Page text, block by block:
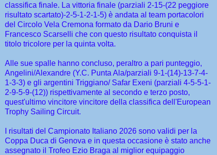
classifica finale. La vittoria finale (parziali 2-15-(22 peggiore
risultato scartato)-2-5-1-2-1-5) è andata al team portacolori
del Circolo Vela Cremona formato da Dario Bruni e
Francesco Scarselli che con questo risultato conquista il
titolo tricolore per la quinta volta.
Alle sue spalle hanno concluso, peraltro a pari punteggio,
Angelini/Alexandre (Y.C. Punta Ala/parziali 9-1-(14)-13-7-4-
1-3-3) e gli argentini Triggiano/ Safar Exeni (parziali 4-5-5-1-
2-9-5-9-(12)) rispettivamente al secondo e terzo posto,
quest'ultimo vincitore vincitore della classifica dell'European
Trophy Sailing Circuit.
I risultati del Campionato Italiano 2026 sono validi per la
Coppa Duca di Genova e in questa occasione è stato anche
assegnato il Trofeo Ezio Braga al miglior equipaggio